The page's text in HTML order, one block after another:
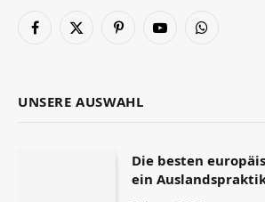
Facebook
X
PinterestYouTubeWhatsApp
UNSERE AUSWAHL
Die besten
ein